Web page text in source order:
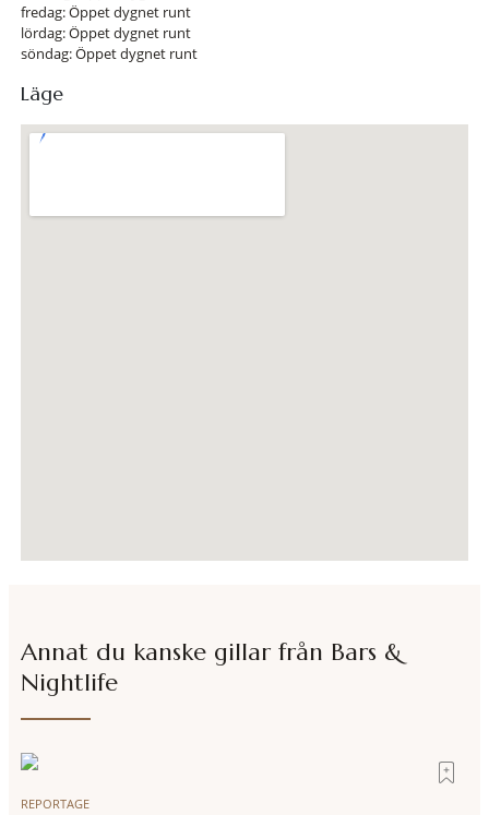
fredag: Öppet dygnet runt
lördag: Öppet dygnet runt
söndag: Öppet dygnet runt
Läge
Annat du kanske gillar från Bars &
Nightlife
REPORTAGE